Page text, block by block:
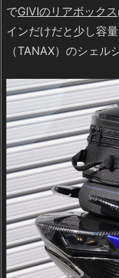
でGIVIのリアボックス
インだけだと少し容
（TANAX）のシェル